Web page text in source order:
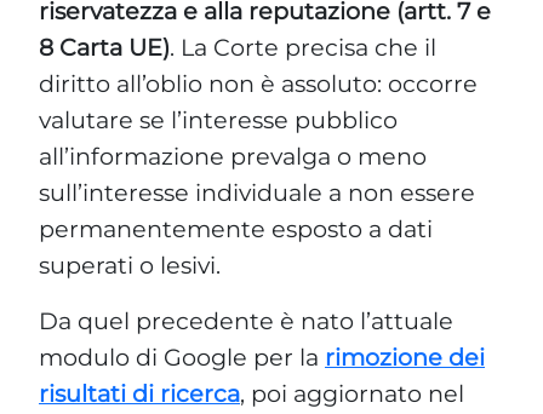
riservatezza e alla reputazione (artt. 7 e
8 Carta UE). La Corte precisa che il
diritto all’oblio non è assoluto: occorre
valutare se l’interesse pubblico
all’informazione prevalga o meno
sull’interesse individuale a non essere
permanentemente esposto a dati
superati o lesivi.
Da quel precedente è nato l’attuale
modulo di Google per la rimozione dei
risultati di ricerca, poi aggiornato nel